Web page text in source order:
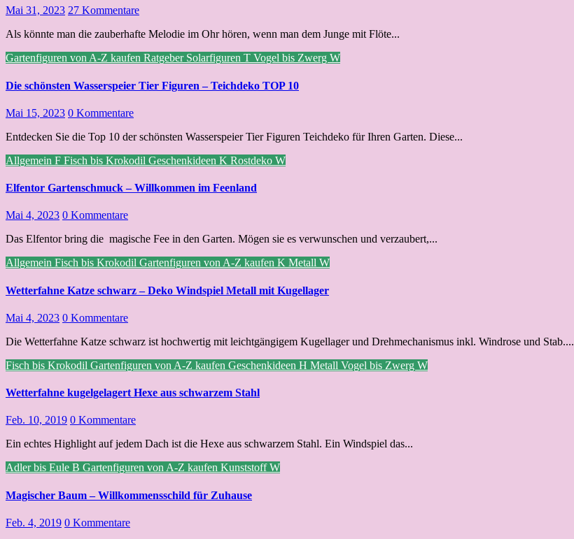
Mai 31, 2023 27 Kommentare
Als könnte man die zauberhafte Melodie im Ohr hören, wenn man dem Junge mit Flöte...
Gartenfiguren von A-Z kaufen Ratgeber Solarfiguren T Vogel bis Zwerg W
Die schönsten Wasserspeier Tier Figuren – Teichdeko TOP 10
Mai 15, 2023 0 Kommentare
Entdecken Sie die Top 10 der schönsten Wasserspeier Tier Figuren Teichdeko für Ihren Garten. Diese...
Allgemein F Fisch bis Krokodil Geschenkideen K Rostdeko W
Elfentor Gartenschmuck – Willkommen im Feenland
Mai 4, 2023 0 Kommentare
Das Elfentor bring die magische Fee in den Garten. Mögen sie es verwunschen und verzaubert,...
Allgemein Fisch bis Krokodil Gartenfiguren von A-Z kaufen K Metall W
Wetterfahne Katze schwarz – Deko Windspiel Metall mit Kugellager
Mai 4, 2023 0 Kommentare
Die Wetterfahne Katze schwarz ist hochwertig mit leichtgängigem Kugellager und Drehmechanismus inkl. Windrose und Stab....
Fisch bis Krokodil Gartenfiguren von A-Z kaufen Geschenkideen H Metall Vogel bis Zwerg W
Wetterfahne kugelgelagert Hexe aus schwarzem Stahl
Feb. 10, 2019 0 Kommentare
Ein echtes Highlight auf jedem Dach ist die Hexe aus schwarzem Stahl. Ein Windspiel das...
Adler bis Eule B Gartenfiguren von A-Z kaufen KunststoffW
Magischer Baum – Willkommensschild für Zuhause
Feb. 4, 2019 0 Kommentare